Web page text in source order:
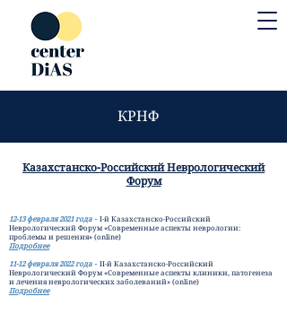
КРНФ
Казахстанско-Российский Неврологический
Форум
12-13 февраля 2021 года - I-й Казахстанско-Российский
Неврологический Форум «Cовременные аспекты неврологии:
проблемы и решения» (online)
Подробнее
11-12 февраля 2022 года - II-й Казахстанско-Российский
Неврологический Форум «Современные аспекты клиники, патогенеза
и лечения неврологических заболеваний» (online)
Подробнее